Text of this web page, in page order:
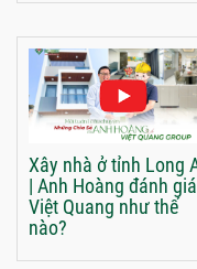
Xây nhà ở tỉnh Long
| Anh Hoàng đánh giá
Việt Quang như thế
nào?